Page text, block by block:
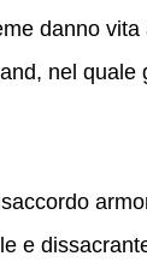
danno vita
nel quale
e